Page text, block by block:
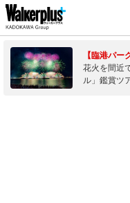
【臨港パー
花火を間近
ル」鑑賞ツ